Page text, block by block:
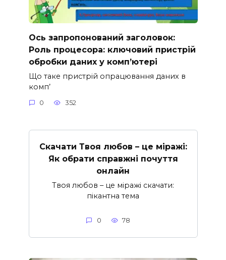
Ось запропонований заголовок:
Роль процесора: ключовий пристрій
обробки даних у комп’ютері
Що таке пристрій опрацювання даних в
комп’
0 352
Скачати Твоя любов – це міражі:
Як обрати справжні почуття
онлайн
Твоя любов – це міражі скачати:
пікантна тема
0 78